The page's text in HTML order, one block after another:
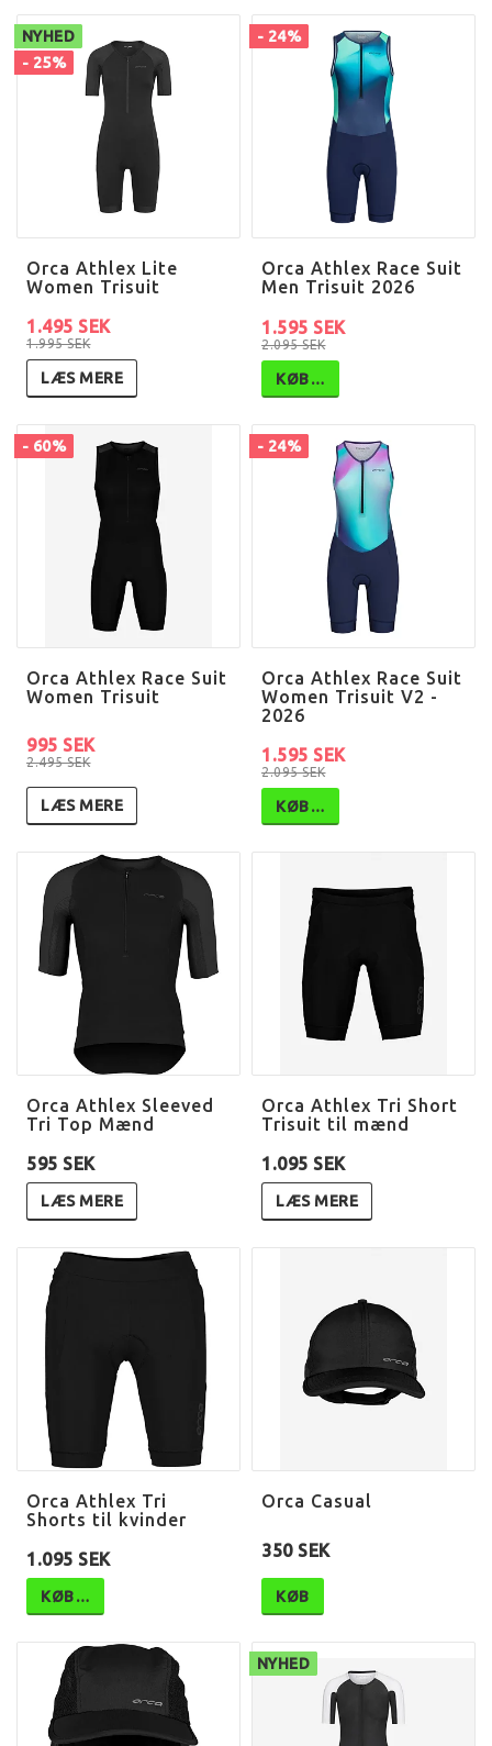
NYHED
- 25%
Orca Athlex Lite
Women Trisuit
1.995 SEK
1.495 SEK
LÆS MERE
- 24%
Orca Athlex Race Suit
Men Trisuit 2026
2.095 SEK
1.595 SEK
KØB…
- 60%
Orca Athlex Race Suit
Women Trisuit
2.495 SEK
995 SEK
LÆS MERE
- 24%
Orca Athlex Race Suit
Women Trisuit V2 -
2026
2.095 SEK
1.595 SEK
KØB…
Orca Athlex Sleeved
Tri Top Mænd
595 SEK
LÆS MERE
Orca Athlex Tri Short
Trisuit til mænd
1.095 SEK
LÆS MERE
Orca Athlex Tri
Shorts til kvinder
1.095 SEK
KØB…
Orca Casual
350 SEK
KØB
NYHED